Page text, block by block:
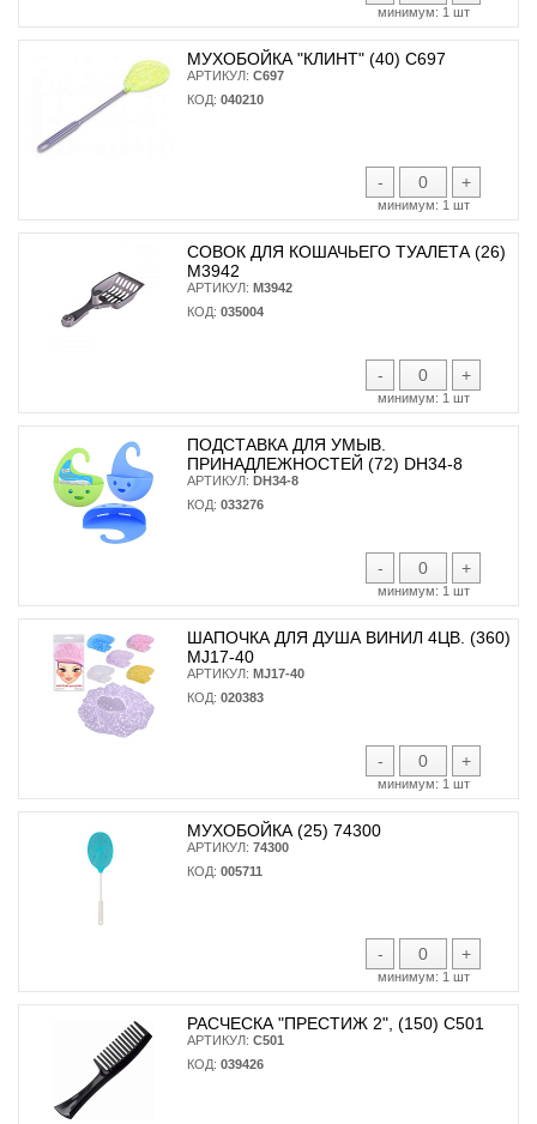
минимум: 1 шт
МУХОБОЙКА "КЛИНТ" (40) С697
АРТИКУЛ: С697
КОД: 040210
- +
минимум: 1 шт
СОВОК ДЛЯ КОШАЧЬЕГО ТУАЛЕТА (26)
М3942
АРТИКУЛ: М3942
КОД: 035004
- +
минимум: 1 шт
ПОДСТАВКА ДЛЯ УМЫВ.
ПРИНАДЛЕЖНОСТЕЙ (72) DH34-8
АРТИКУЛ: DH34-8
КОД: 033276
- +
минимум: 1 шт
ШАПОЧКА ДЛЯ ДУША ВИНИЛ 4ЦВ. (360)
MJ17-40
АРТИКУЛ: MJ17-40
КОД: 020383
- +
минимум: 1 шт
МУХОБОЙКА (25) 74300
АРТИКУЛ: 74300
КОД: 005711
- +
минимум: 1 шт
РАСЧЕСКА "ПРЕСТИЖ 2", (150) С501
АРТИКУЛ: С501
КОД: 039426